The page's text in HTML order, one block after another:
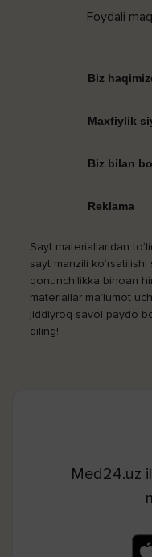
Foydali
Biz
Maxfiylik
Biz bilan
Reklama
Sayt materiallaridan
sayt manzili
qonunchilikka binoan
materiallar ma’lumot
jiddiyroq savol paydo
qiling!
Med24.uz